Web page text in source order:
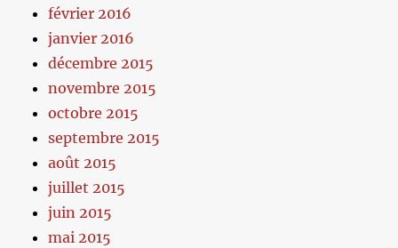
février 2016
janvier 2016
décembre 2015
novembre 2015
octobre 2015
septembre 2015
août 2015
juillet 2015
juin 2015
mai 2015